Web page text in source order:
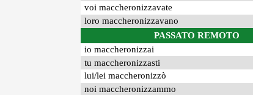
voi maccheronizzavate
loro maccheronizzavano
PASSATO REMOTO
io maccheronizzai
tu maccheronizzasti
lui/lei maccheronizzò
noi maccheronizzammo